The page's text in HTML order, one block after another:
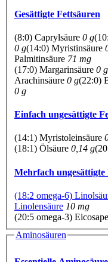
Gesättigte Fettsäuren
(8:0) Caprylsäure 0 g
0 g(14:0) Myristinsäure
Palmitinsäure 71 mg
(17:0) Margarinsäure 0 g
Arachinsäure 0 g(22:0)
0 g
Einfach ungesättigte
(14:1) Myristoleinsäure
(18:1) Ölsäure 0,14 g
Mehrfach ungesättigte
(18:2 omega-6)
Linolensäure 10 mg
(20:5 omega-3)
Aminosäuren